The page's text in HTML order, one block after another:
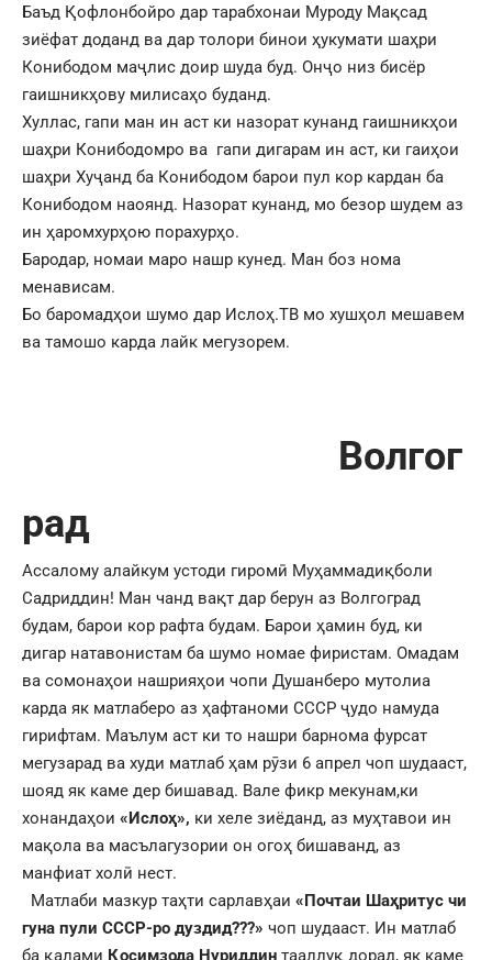
Баъд Қофлонбойро дар тарабхонаи Муроду Мақсад
зиёфат доданд ва дар толори бинои ҳукумати шаҳри
Конибодом маҷлис доир шуда буд. Онҷо низ бисёр
гаишникҳову милисаҳо буданд.
Хуллас, гапи ман ин аст ки назорат кунанд гаишникҳои
шаҳри Конибодомро ва гапи дигарам ин аст, ки гаиҳои
шаҳри Хуҷанд ба Конибодом барои пул кор кардан ба
Конибодом наоянд. Назорат кунанд, мо безор шудем аз
ин ҳаромхурҳою порахурҳо.
Бародар, номаи маро нашр кунед. Ман боз нома
менависам.
Бо баромадҳои шумо дар Ислоҳ.ТВ мо хушҳол мешавем
ва тамошо карда лайк мегузорем.
Волгог
рад
Ассалому алайкум устоди гиромӣ Муҳаммадиқболи
Садриддин! Ман чанд вақт дар берун аз Волгоград
будам, барои кор рафта будам. Барои ҳамин буд, ки
дигар натавонистам ба шумо номае фиристам. Омадам
ва сомонаҳои нашрияҳои чопи Душанберо мутолиа
карда як матлаберо аз ҳафтаноми СССР ҷудо намуда
гирифтам. Маълум аст ки то нашри барнома фурсат
мегузарад ва худи матлаб ҳам рӯзи 6 апрел чоп шудааст,
шояд як каме дер бишавад. Вале фикр мекунам,ки
хонандаҳои «Ислоҳ», ки хеле зиёданд, аз муҳтавои ин
мақола ва масълагузории он огоҳ бишаванд, аз
манфиат холӣ нест.
Матлаби мазкур таҳти сарлавҳаи «Почтаи Шаҳритус чи
гуна пули СССР-ро дуздид???» чоп шудааст. Ин матлаб
ба қалами Қосимзода Нуриддин тааллуқ дорад, як каме